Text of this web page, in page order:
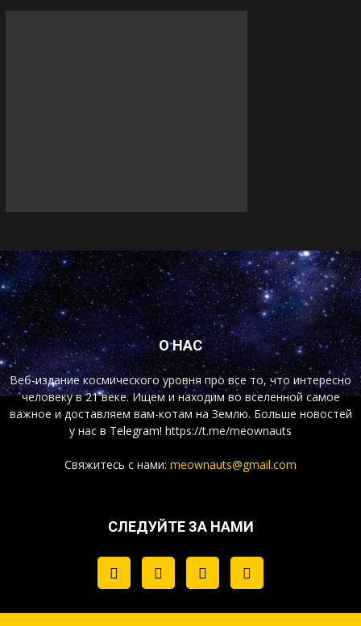
О НАС
Веб-издание космического уровня про все то, что интересно
человеку в 21 веке. Ищем и находим во вселенной самое
важное и доставляем вам-котам на Землю. Больше новостей
у нас в Telegram! https://t.me/meownauts
Свяжитесь с нами: meownauts@gmail.com
СЛЕДУЙТЕ ЗА НАМИ